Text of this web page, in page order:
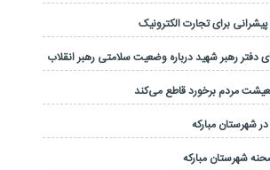
برای تجارت الکترونیک
رهبر شهید درباره وضعیت سلامتی رهبر انقلاب
مردم برخورد قاطع می‌کند
در شهرستان مبارکه
شهرستان مبارکه